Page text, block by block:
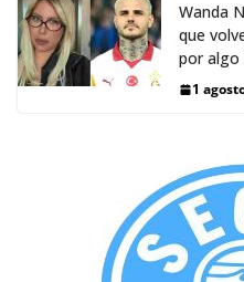
Wanda
que
por algo
1